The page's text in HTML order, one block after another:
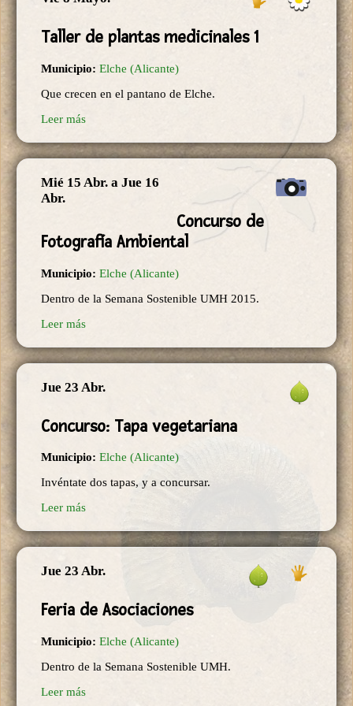
Taller de plantas medicinales 1
Municipio: Elche (Alicante)
Que crecen en el pantano de Elche.
Leer más
Mié 15 Abr. a Jue 16
Abr.
Concurso de
Fotografía Ambiental
Municipio: Elche (Alicante)
Dentro de la Semana Sostenible UMH 2015.
Leer más
Jue 23 Abr.
Concurso: Tapa vegetariana
Municipio: Elche (Alicante)
Invéntate dos tapas, y a concursar.
Leer más
Jue 23 Abr.
Feria de Asociaciones
Municipio: Elche (Alicante)
Dentro de la Semana Sostenible UMH.
Leer más